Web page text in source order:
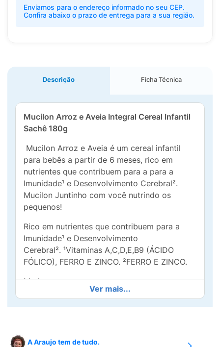
Enviamos para o endereço informado no seu CEP.
Confira abaixo o prazo de entrega para a sua região.
Descrição Ficha Técnica
Mucilon Arroz e Aveia Integral Cereal Infantil
Sachê 180g
Mucilon Arroz e Aveia é um cereal infantil
para bebês a partir de 6 meses, rico em
nutrientes que contribuem para a para a
Imunidade¹ e Desenvolvimento Cerebral².
Mucilon Juntinho com você nutrindo os
pequenos!
Rico em nutrientes que contribuem para a
Imunidade¹ e Desenvolvimento
Cerebral². ¹Vitaminas A,C,D,E,B9 (ÁCIDO
FÓLICO), FERRO E ZINCO. ²FERRO E ZINCO.
Idade:
Indicado para complementar a alimentação
ALÉRGICOS: CONTÉM DERIVADOS DE AVEIA
Ver mais...
A Araujo tem de tudo.